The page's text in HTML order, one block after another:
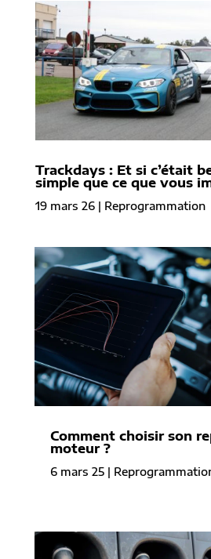
Trackdays : Et si c’était
simple que ce que vous
19 mars 26| Reprogrammation
Comment choisir son
moteur ?
6 mars 25|